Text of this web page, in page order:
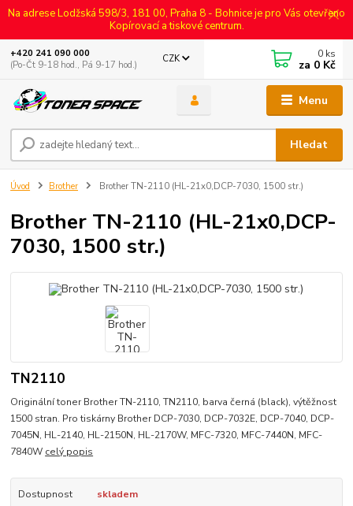
Na adrese Lodžská 598/3, 181 00, Praha 8 - Bohnice je pro Vás otevřeno
Kopírovací a tiskové centrum.
Menu
CZK
Hledat
+420 241 090 000
(Po-Čt 9-18 hod., Pá 9-17 hod.)
0 ks
za 0 Kč
Úvod Brother Brother TN-2110 (HL-21x0,DCP-7030, 1500 str.)
Brother TN-2110 (HL-21x0,DCP-
7030, 1500 str.)
TN2110
Originální toner Brother TN-2110, TN2110, barva černá (black), výtěžnost
1500 stran. Pro tiskárny Brother DCP-7030, DCP-7032E, DCP-7040, DCP-
7045N, HL-2140, HL-2150N, HL-2170W, MFC-7320, MFC-7440N, MFC-
7840W celý popis
Dostupnost skladem